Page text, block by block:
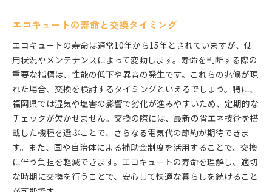
エコキュートの寿命と交換タイミング
エコキュートの寿命は通常10年から15年とされていますが、使
用状況やメンテナンスによって変動します。寿命を判断する際の
重要な指標は、性能の低下や異音の発生です。これらの兆候が現
れた場合、交換を検討するタイミングといえるでしょう。特に、
福岡県では湿気や塩害の影響で劣化が進みやすいため、定期的な
チェックが欠かせません。交換の際には、最新の省エネ技術を搭
載した機種を選ぶことで、さらなる電気代の節約が期待できま
す。また、国や自治体による補助金制度を活用することで、交換
に伴う負担を軽減できます。エコキュートの寿命を理解し、適切
な時期に交換を行うことで、安心して快適な暮らしを続けること